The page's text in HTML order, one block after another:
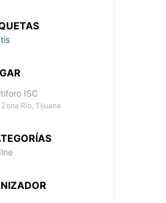
ISC
Zona Río, Tijuana